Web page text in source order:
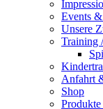
Events
Unsere
Training
Anfahrt
Shop